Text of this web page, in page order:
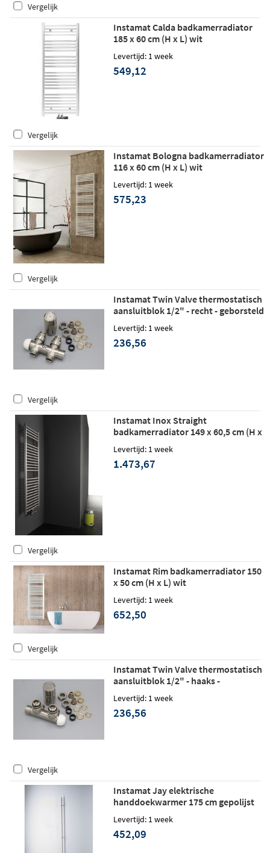
Vergelijk
Instamat Calda badkamerradiator
185 x 60 cm (H x L) wit
Levertijd: 1 week
549,12
Vergelijk
Instamat Bologna badkamerradiator
116 x 60 cm (H x L) wit
Levertijd: 1 week
575,23
Vergelijk
Instamat Twin Valve thermostatisch
aansluitblok 1/2" - recht - geborsteld
Levertijd: 1 week
236,56
Vergelijk
Instamat Inox Straight
badkamerradiator 149 x 60,5 cm (H x
L) geborsteld rvs
Levertijd: 1 week
1.473,67
Vergelijk
Instamat Rim badkamerradiator 150
x 50 cm (H x L) wit
Levertijd: 1 week
652,50
Vergelijk
Instamat Twin Valve thermostatisch
aansluitblok 1/2" - haaks -
geborsteld RVS
Levertijd: 1 week
236,56
Vergelijk
Instamat Jay elektrische
handdoekwarmer 175 cm gepolijst
Levertijd: 1 week
452,09